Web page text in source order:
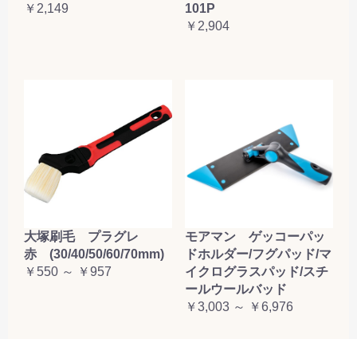
￥2,149
101P
￥2,904
大塚刷毛 プラグレ
赤 (30/40/50/60/70mm)
￥550 ～ ￥957
モアマン ゲッコーパッ
ドホルダー/フグパッド/マ
イクログラスパッド/スチ
ールウールバッド
￥3,003 ～ ￥6,976